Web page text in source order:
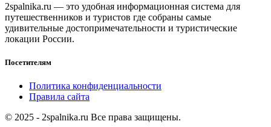
2spalnika.ru — это удобная информационная система для
путешественников и туристов где собраны самые
удивительные достопримечательности и туристические
локации России.
Посетителям
Политика конфиденциальности
Правила сайта
© 2025 - 2spalnika.ru Все права защищены.